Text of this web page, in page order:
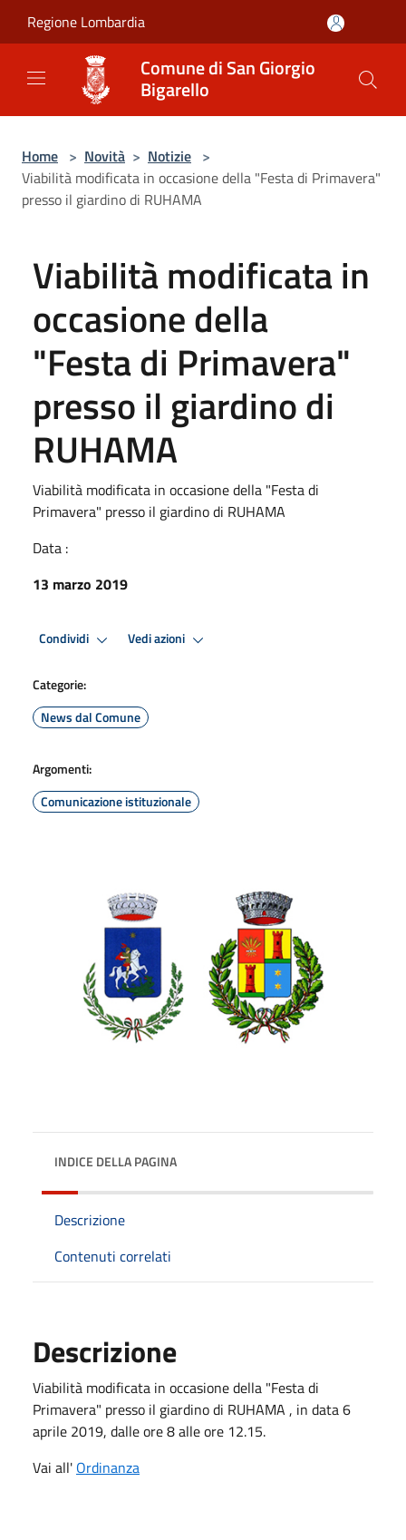
Regione Lombardia
Comune di San Giorgio
Bigarello
Home > Novità > Notizie >
Viabilità modificata in occasione della "Festa di Primavera"
presso il giardino di RUHAMA
Viabilità modificata in
occasione della
"Festa di Primavera"
presso il giardino di
RUHAMA
Viabilità modificata in occasione della "Festa di
Primavera" presso il giardino di RUHAMA
Data :
13 marzo 2019
Condividi Vedi azioni
Categorie:
News dal Comune
Argomenti:
Comunicazione istituzionale
INDICE DELLA PAGINA
Descrizione
Contenuti correlati
Descrizione
Viabilità modificata in occasione della "Festa di
Primavera" presso il giardino di RUHAMA , in data 6
aprile 2019, dalle ore 8 alle ore 12.15.
Vai all' Ordinanza